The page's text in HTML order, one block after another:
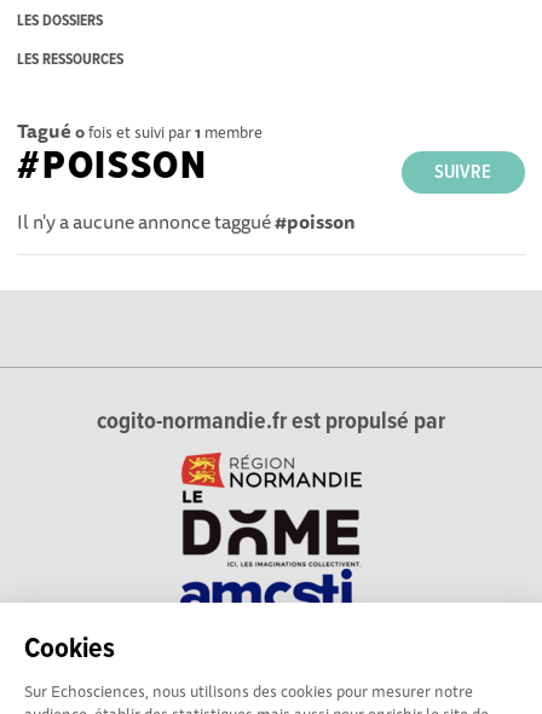
Cookies
Sur Echosciences, nous utilisons des cookies pour mesurer notre
LES DOSSIERS
LES RESSOURCES
Tagué 0fois et suivi par1 membre
SUIVRE
#POISSON
Il n'y a aucune annonce taggué#poisson
cogito-normandie.fr est propulsé par
technique et du dialogue science-société en Normandie.